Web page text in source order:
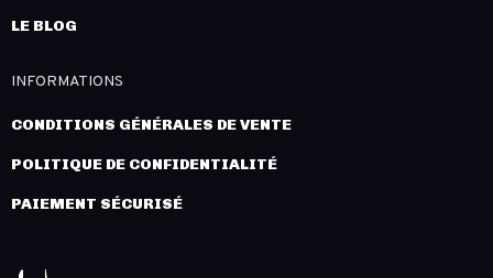
LE BLOG
INFORMATIONS
CONDITIONS GÉNÉRALES DE VENTE
POLITIQUE DE CONFIDENTIALITÉ
PAIEMENT SÉCURISÉ